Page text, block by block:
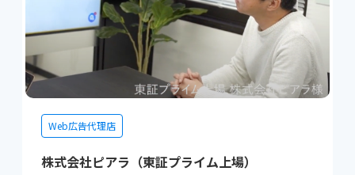
Web広告代理店
株式会社ピアラ（東証プライム上場）